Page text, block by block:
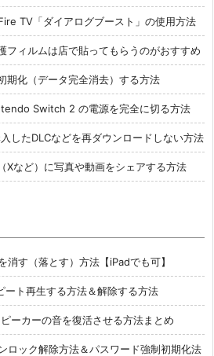
TV「ダイアログブースト」の使用方法
ィルムは店で貼ってもらうのがおすすめ
化（データ完全消去）する方法
Switch 2 の電源を完全に切る方法
したDLCなどを再ダウンロードしない方法
など）に写真や動画をシェアする方法
す（落とす）方法【iPadでも可】
ト再生する方法＆解除する方法
ーカーの音を復活させる方法まとめ
ロック解除方法＆パスワード強制初期化法